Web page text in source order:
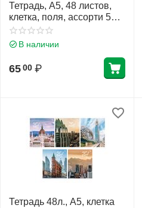
Тетрадь, А5, 48 листов,
клетка, поля, ассорти 5
видов, Hatber, Королева
гламура, 48Т5лофлВ1
В наличии
65 00 ₽
Тетрадь 48л., А5, клетка